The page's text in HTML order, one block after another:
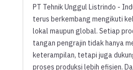
PT Tehnik Unggul Listrindo -
terus berkembang mengikuti
lokal maupun global. Setiap
tangan pengrajin tidak hanya
keterampilan, tetapi juga
proses produksi lebih efisien.